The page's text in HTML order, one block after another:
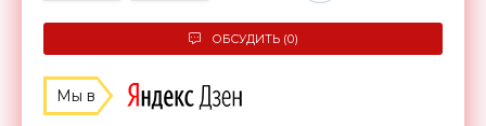
ОБСУДИТЬ (0)
Мы в